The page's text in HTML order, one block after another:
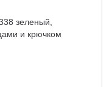
зеленый,
и крючком